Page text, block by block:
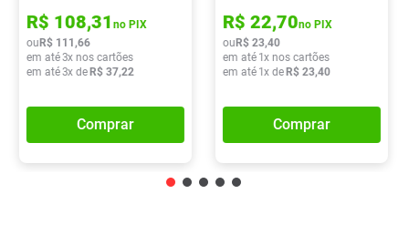
R$ 108,31 no PIX
ou R$ 111 ,66
em até3x nos cartões
em até3x de R$ 37,22
Comprar
R$ 22,70no PIX
ou R$ 23,40
em até 1x nos cartões
em até 1x de R$ 23,40
Comprar